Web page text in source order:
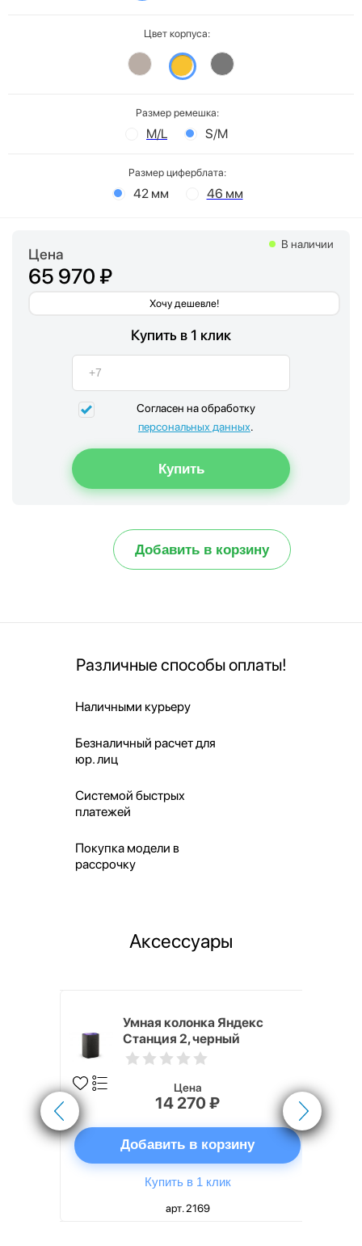
Цвет корпуса:
Размер ремешка:
M/L S/M
Размер циферблата:
42 мм 46 мм
Цена
65 970 ₽
Хочу дешевле!
В наличии
Купить в 1 клик
Согласен на обработку
персональных данных.
Добавить в корзину
Различные способы оплаты!
Наличными курьеру
Безналичный расчет для
юр. лиц
Системой быстрых
платежей
Покупка модели в
рассрочку
Аксессуары
Умная колонка Яндекс
Станция 2, черный
Цена
14 270 ₽
Добавить в корзину
Купить в 1 клик
арт. 2169